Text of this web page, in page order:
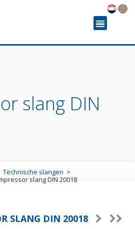
slang DIN
Technische slangen
slang DIN 20018
SLANG DIN 20018